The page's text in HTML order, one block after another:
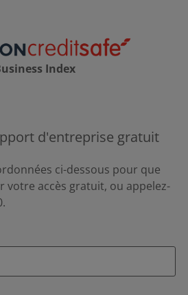
Index
d'entreprise gratuit
ci-dessous pour que
votre accès gratuit, ou appelez-